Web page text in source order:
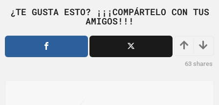
a
i
¿TE GUSTA ESTO? ¡¡¡COMPÁRTELO CON TUS
AMIGOS!!!
63 shares